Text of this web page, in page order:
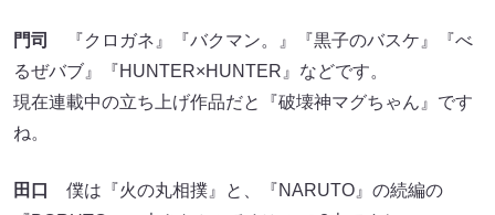
門司
『クロガネ』『バクマン。』『黒子のバスケ』『べ
るぜバブ』『HUNTER×HUNTER』などです。
現在連載中の立ち上げ作品だと『破壊神マグちゃん』です
ね。
田口
僕は『火の丸相撲』と、『NARUTO』の続編の